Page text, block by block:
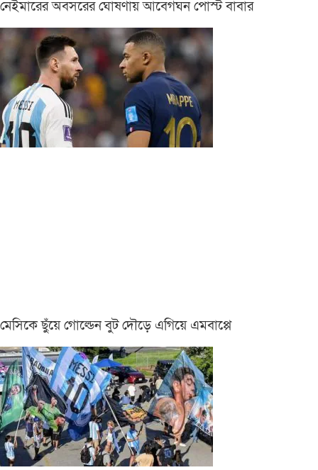
নেইমারের অবসরের ঘোষণায় আবেগঘন পোস্ট বাবার
মেসিকে ছুঁয়ে গোল্ডেন বুট দৌড়ে এগিয়ে এমবাপ্পে